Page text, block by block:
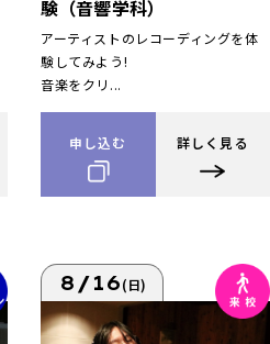
験（音響学科）
アーティストのレコーディングを体
験してみよう!
音楽をクリ...
申し込む 詳しく見る
8/16(日)